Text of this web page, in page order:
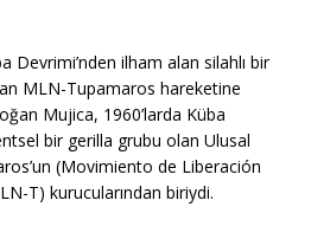
Devrimi’nden ilham alan silahlı bir
MLN-Tupamaros hareketine
Mujica, 1960’larda Küba
bir gerilla grubu olan Ulusal
(Movimiento de Liberación
T) kurucularından biriydi.